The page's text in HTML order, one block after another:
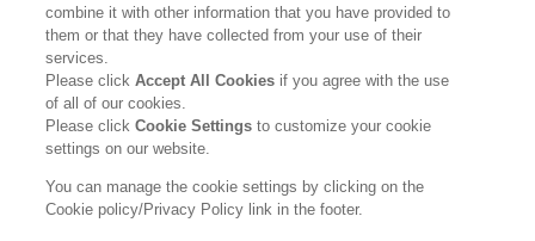
ブランド 投資家情報
ニュースルーム 採用情報
利用規約 花王のアクセシビリティ 個人情報保護方針
利用者情報の外部送信 ソーシャルメディアポリシー
combine it with other information that you have provided to
them or that they have collected from your use of their
services.
Please clickAccept All Cookies if you agree with the use
of all of our cookies.
Please clickCookie Settingsto customize your cookie
settings on our website.
You can manage the cookie settings by clicking on the
Cookie policy/Privacy Policy link in the footer.